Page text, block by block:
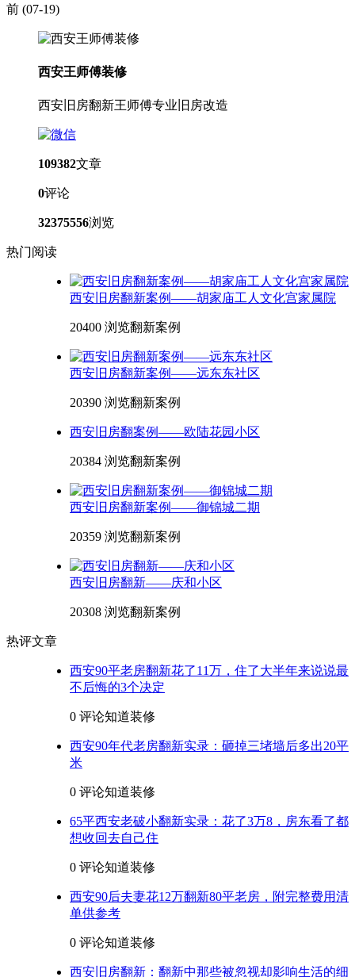
前 (07-19)
西安王师傅装修
西安旧房翻新王师傅专业旧房改造
109382文章
0评论
32375556浏览
热门阅读
西安旧房翻新案例——胡家庙工人文化宫家属院
20400 浏览翻新案例
西安旧房翻新案例——远东东社区
20390 浏览翻新案例
西安旧房翻案例——欧陆花园小区
20384 浏览翻新案例
西安旧房翻新案例——御锦城二期
20359 浏览翻新案例
西安旧房翻新——庆和小区
20308 浏览翻新案例
热评文章
西安90平老房翻新花了11万，住了大半年来说说最
不后悔的3个决定
0 评论知道装修
西安90年代老房翻新实录：砸掉三堵墙后多出20平
米
0 评论知道装修
65平西安老破小翻新实录：花了3万8，房东看了都
想收回去自己住
0 评论知道装修
西安90后夫妻花12万翻新80平老房，附完整费用清
单供参考
0 评论知道装修
西安旧房翻新：翻新中那些被忽视却影响生活的细